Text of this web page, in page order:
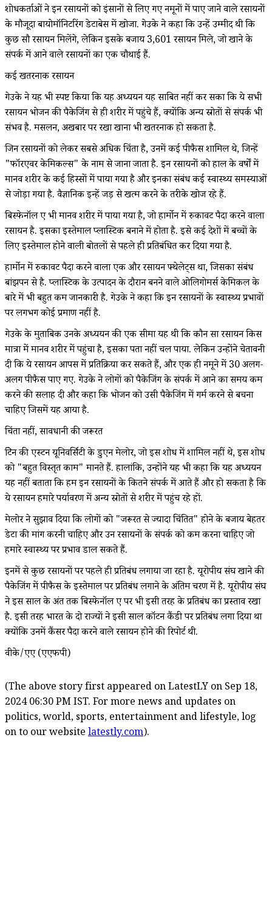
शोधकर्ताओं ने इन रसायनों को इंसानों से लिए गए नमूनों में पाए जाने वाले रसायनों
के मौजूदा बायोमॉनिटरिंग डेटाबेस में खोजा. गेउके ने कहा कि उन्हें उम्मीद थी कि
कुछ सौ रसायन मिलेंगे, लेकिन इसके बजाय 3,601 रसायन मिले, जो खाने के
संपर्क में आने वाले रसायनों का एक चौथाई हैं.
कई खतरनाक रसायन
गेउके ने यह भी स्पष्ट किया कि यह अध्ययन यह साबित नहीं कर सका कि ये सभी
रसायन भोजन की पैकेजिंग से ही शरीर में पहुंचे हैं, क्योंकि अन्य स्रोतों से संपर्क भी
संभव है. मसलन, अखबार पर रखा खाना भी खतरनाक हो सकता है.
जिन रसायनों को लेकर सबसे अधिक चिंता है, उनमें कई पीफैस शामिल थे, जिन्हें
"फॉरएवर केमिकल्स" के नाम से जाना जाता है. इन रसायनों को हाल के वर्षों में
मानव शरीर के कई हिस्सों में पाया गया है और इनका संबंध कई स्वास्थ्य समस्याओं
से जोड़ा गया है. वैज्ञानिक इन्हें जड़ से खत्म करने के तरीके खोज रहे हैं.
बिस्फेनॉल ए भी मानव शरीर में पाया गया है, जो हार्मोन में रुकावट पैदा करने वाला
रसायन है. इसका इस्तेमाल प्लास्टिक बनाने में होता है. इसे कई देशों में बच्चों के
लिए इस्तेमाल होने वाली बोतलों से पहले ही प्रतिबंधित कर दिया गया है.
हार्मोन में रुकावट पैदा करने वाला एक और रसायन फ्थेलेट्स था, जिसका संबंध
बांझपन से है. प्लास्टिक के उत्पादन के दौरान बनने वाले ओलिगोमर्स केमिकल के
बारे में भी बहुत कम जानकारी है. गेउके ने कहा कि इन रसायनों के स्वास्थ्य प्रभावों
पर लगभग कोई प्रमाण नहीं है.
गेउके के मुताबिक उनके अध्ययन की एक सीमा यह थी कि कौन सा रसायन किस
मात्रा में मानव शरीर में पहुंचा है, इसका पता नहीं चल पाया. लेकिन उन्होंने चेतावनी
दी कि ये रसायन आपस में प्रतिक्रिया कर सकते हैं, और एक ही नमूने में 30 अलग-
अलग पीफैस पाए गए. गेउके ने लोगों को पैकेजिंग के संपर्क में आने का समय कम
करने की सलाह दी और कहा कि भोजन को उसी पैकेजिंग में गर्म करने से बचना
चाहिए जिसमें यह आया है.
चिंता नहीं, सावधानी की जरूरत
ब्रिटेन की एस्टन यूनिवर्सिटी के डुएन मेलोर, जो इस शोध में शामिल नहीं थे, इस शोध
को "बहुत विस्तृत काम" मानते हैं. हालांकि, उन्होंने यह भी कहा कि यह अध्ययन
यह नहीं बताता कि हम इन रसायनों के कितने संपर्क में आते हैं और हो सकता है कि
ये रसायन हमारे पर्यावरण में अन्य स्रोतों से शरीर में पहुंच रहे हों.
मेलोर ने सुझाव दिया कि लोगों को "जरूरत से ज्यादा चिंतित" होने के बजाय बेहतर
डेटा की मांग करनी चाहिए और उन रसायनों के संपर्क को कम करना चाहिए जो
हमारे स्वास्थ्य पर प्रभाव डाल सकते हैं.
इनमें से कुछ रसायनों पर पहले ही प्रतिबंध लगाया जा रहा है. यूरोपीय संघ खाने की
पैकेजिंग में पीफैस के इस्तेमाल पर प्रतिबंध लगाने के अंतिम चरण में है. यूरोपीय संघ
ने इस साल के अंत तक बिस्फेनॉल ए पर भी इसी तरह के प्रतिबंध का प्रस्ताव रखा
है. इसी तरह भारत के दो राज्यों ने इसी साल कॉटन कैंडी पर प्रतिबंध लगा दिया था
क्योंकि उनमें कैंसर पैदा करने वाले रसायन होने की रिपोर्ट थी.
वीके/एए (एएफपी)
(The above story first appeared on LatestLY on Sep 18,
2024 06:30 PM IST. For more news and updates on
politics, world, sports, entertainment and lifestyle, log
on to our website latestly.com).